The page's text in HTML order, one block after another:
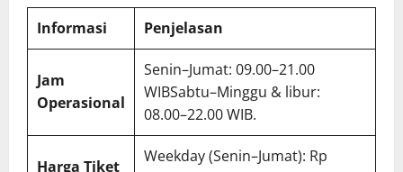
Informasi Penjelasan
Jam
Operasional
Senin–Jumat: 09.00–21.00
WIBSabtu–Minggu & libur:
08.00–22.00 WIB.
Harga Tiket
Weekday (Senin–Jumat): Rp